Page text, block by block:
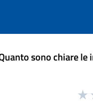
sono chiare